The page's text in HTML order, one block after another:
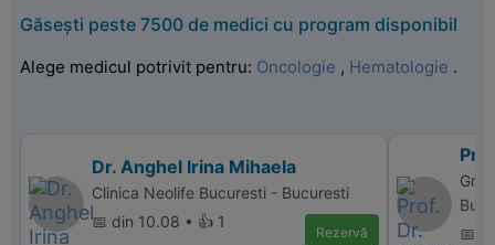
Găsești peste 7500 de medici cu program disponibil
Alege medicul potrivit pentru: Oncologie , Hematologie .
Dr. Anghel Irina Mihaela
Clinica Neolife Bucuresti - Bucuresti
📅 din 10.08 • 👍 1
Rezervă
📅